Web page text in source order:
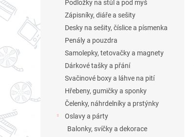
Podložky na stůl a pod myš
Zápisníky, diáře a sešity
Desky na sešity, číslice a písmenka
Penály a pouzdra
Samolepky, tetovačky a magnety
Dárkové tašky a přání
Svačinové boxy a láhve na pití
Hřebeny, gumičky a sponky
Čelenky, náhrdelníky a prstýnky
Oslavy a párty
Balonky, svíčky a dekorace